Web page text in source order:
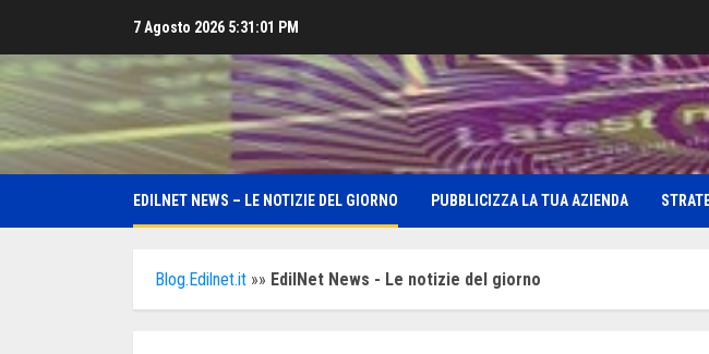
content
7 Agosto 2026 5:31:03 PM
EDILNET NEWS – LE NOTIZIE DEL GIORNO PUBBLICIZZA LA TUA AZIENDA
Blog.Edilnet.it »» EdilNet News - Le notizie del giorno